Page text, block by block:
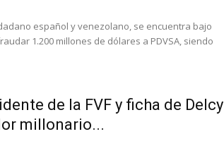
español y venezolano, se encuentra bajo
1.200 millones de dólares a PDVSA, siendo
de la FVF y ficha de Delcy
millonario...